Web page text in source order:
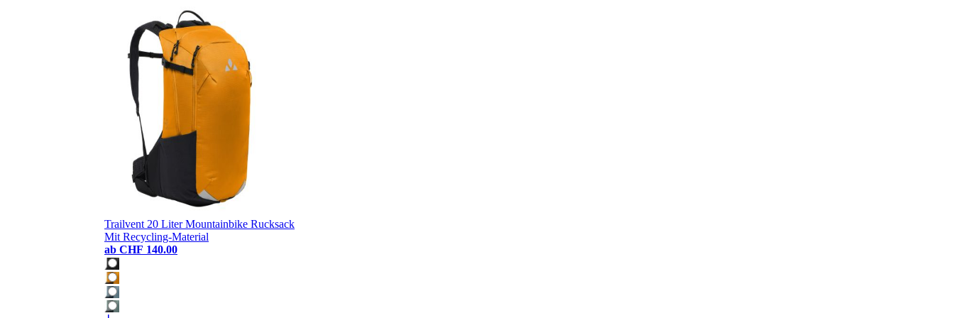
Trailvent 20 Liter Mountainbike Rucksack
Mit Recycling-Material
ab CHF 140.00